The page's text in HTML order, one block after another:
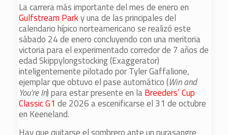
La carrera más importante del mes de enero en
Gulfstream Parky una de las principales del
calendario hípico norteamericano se realizó este
sábado 24 de enero concluyendo con una meritoria
victoria para el experimentado corredor de 7 años de
edad Skippylongstocking (Exaggerator)
inteligentemente pilotado por Tyler Gaffalione,
ejemplar que obtuvo el pase automático (Win and
You’re In) para estar presente en laBreeders’ Cup
Classic G1 de 2026 a escenificarse el 31 de octubre
en Keeneland.